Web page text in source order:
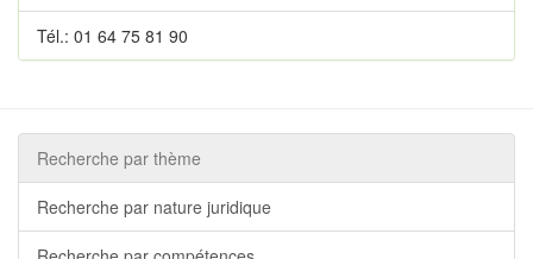
Tél.: 01 64 75 81 90
Recherche par thème
Recherche par nature juridique